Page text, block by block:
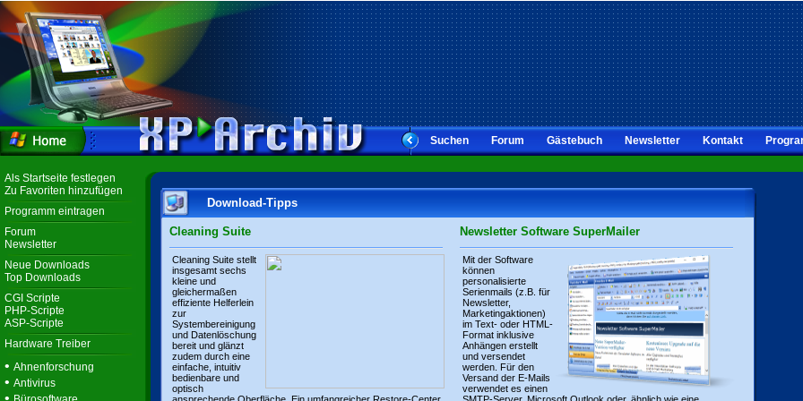
Suchen Forum Gästebuch Newsletter Kontakt
Als Startseite festlegen
Zu Favoriten hinzufügen
Programm eintragen
Forum
Newsletter
Neue Downloads
Top Downloads
CGI Scripte
PHP-Scripte
ASP-Scripte
Hardware Treiber
• Ahnenforschung
• Antivirus
•
Download-Tipps
Cleaning Suite
Cleaning Suite stellt
insgesamt sechs
kleine und
gleichermaßen
effiziente Helferlein
zur
Systembereinigung
und Datenlöschung
bereit und glänzt
zudem durch eine
einfache, intuitiv
bedienbare und
optisch
Newsletter Software SuperMailer
Mit der Software
können
personalisierte
Serienmails (z.B. für
Newsletter,
Marketingaktionen)
im Text- oder HTML-
Format inklusive
Anhängen erstellt
und versendet
werden. Für den
Versand der E-Mails
verwendet es einen